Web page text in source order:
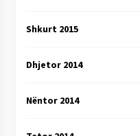
Shkurt 2015
Dhjetor 2014
Nëntor 2014